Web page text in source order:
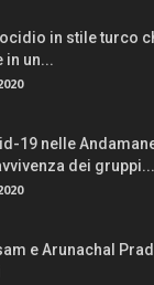
in stile turco
in un...
19 nelle
dei gruppi...
e Arunachal